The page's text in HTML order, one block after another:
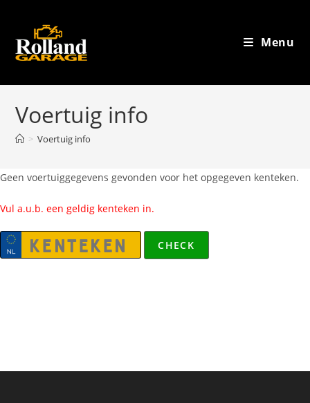
Menu
Voertuig info
> Voertuig info
Geen voertuiggegevens gevonden voor het opgegeven kenteken.
Vul a.u.b. een geldig kenteken in.